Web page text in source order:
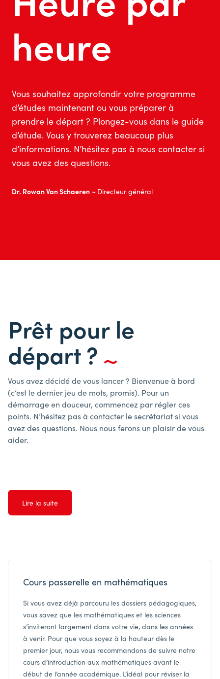
heure
Vous souhaitez approfondir votre programme
d’études maintenant ou vous préparer à
prendre le départ ? Plongez-vous dans le guide
d’étude. Vous y trouverez beaucoup plus
d’informations. N’hésitez pas à nous contacter si
vous avez des questions.
Dr. Rowan Van Schaeren ~ Directeur général
Prêt pour le
départ ?
Vous avez décidé de vous lancer ? Bienvenue à bord
(c’est le dernier jeu de mots, promis). Pour un
démarrage en douceur, commencez par régler ces
points. N’hésitez pas à contacter le secrétariat si vous
avez des questions. Nous nous ferons un plaisir de vous
aider.
Lire la suite
Cours passerelle en mathématiques
Si vous avez déjà parcouru les dossiers pédagogiques,
vous savez que les mathématiques et les sciences
s’inviteront largement dans votre vie, dans les années
à venir. Pour que vous soyez à la hauteur dès le
premier jour, nous vous recommandons de suivre notre
cours d’introduction aux mathématiques avant le
début de l’année académique. L’idéal pour réviser la